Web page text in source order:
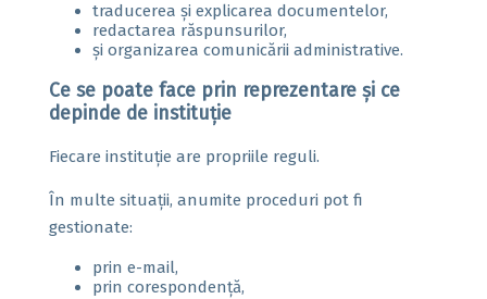
traducerea și explicarea documentelor,
redactarea răspunsurilor,
și organizarea comunicării administrative.
Ce se poate face prin reprezentare și ce
depinde de instituție
Fiecare instituție are propriile reguli.
În multe situații, anumite proceduri pot fi
gestionate:
prin e-mail,
prin corespondență,